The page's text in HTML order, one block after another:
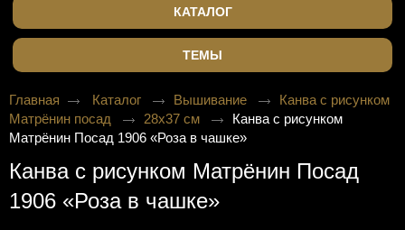
КАТАЛОГ
ТЕМЫ
Главная Каталог Вышивание
Канва с рисунком
Матрёнин посад
28х37 см
Канва с рисунком
Матрёнин Посад 1906 «Роза в чашке»
Канва с рисунком Матрёнин Посад
1906 «Роза в чашке»